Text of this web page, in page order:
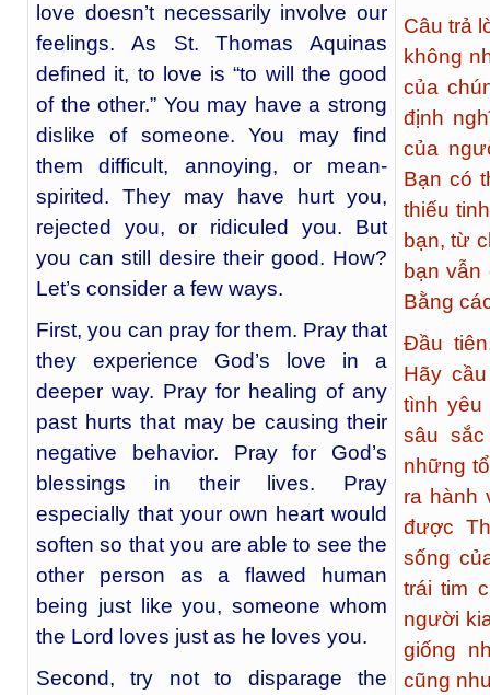
love doesn’t necessarily involve our
feelings. As St. Thomas Aquinas
defined it, to love is “to will the good
of the other.” You may have a strong
dislike of someone. You may find
them difficult, annoying, or mean-
spirited. They may have hurt you,
rejected you, or ridiculed you. But
you can still desire their good. How?
Let’s consider a few ways.
First, you can pray for them. Pray that
they experience God’s love in a
deeper way. Pray for healing of any
past hurts that may be causing their
negative behavior. Pray for God’s
blessings in their lives. Pray
especially that your own heart would
soften so that you are able to see the
other person as a flawed human
being just like you, someone whom
the Lord loves just as he loves you.
Second, try not to disparage the
Câu trả
không
của
định
của
Bạn có
thiếu
bạn, từ
bạn vẫn
Bằng
Đầu
Hãy
tình yêu
sâu
những
ra hành
được
sống
trái tim
người
giống
cũng